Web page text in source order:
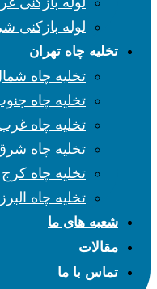
لوله بازکنی
تخلیه چاه تهران
تخلیه چاه
تخلیه چاه
تخلیه چاه
تخلیه چاه
تخلیه چاه کرج
تخلیه چاه البرز
شعبه های ما
مقالات
تماس با ما